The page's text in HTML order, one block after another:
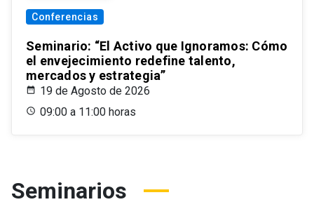
Conferencias
Seminario: “El Activo que Ignoramos: Cómo
el envejecimiento redefine talento,
mercados y estrategia”
19 de Agosto de 2026
09:00 a 11:00 horas
Seminarios